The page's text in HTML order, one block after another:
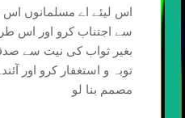
اس لیئے اے مسلمانوں
سے اجتناب کرو اور اس
بغیر ثواب کی نیت سے
توبہ و استغفار کرو اور
مصمم بنا لو